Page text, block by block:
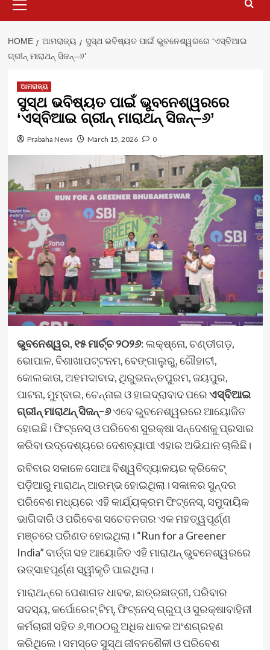
Menu
HOME ଆମରାଜ୍ୟ
ସୁସ୍ଥ ଭବିଷ୍ୟତ ପାଇଁ ଭୁବନେଶ୍ୱରରେ ‘ଏସ୍‌ବିଆଇ
ଗ୍ରୀନ୍ ମାରାଥନ୍ ସିଜନ୍–୬’
ଆମରାଜ୍ୟ
ସୁସ୍ଥ ଭବିଷ୍ୟତ ପାଇଁ ଭୁବନେଶ୍ୱରରେ
‘ଏସ୍‌ବିଆଇ ଗ୍ରୀନ୍ ମାରାଥନ୍ ସିଜନ୍–୬’
Prabaha News March 15, 2026 0
ଭୁବନେଶ୍ୱର,୧୫ ମାର୍ଚ୍ଚ ୨୦୨୬: ଲକ୍ଷ୍ନୋ, ଚଣ୍ଡୀଗଡ଼,
ଭୋପାଳ, ବିଶାଖାପଟ୍ଟନମ, ବେଙ୍ଗାଲୁରୁ, ଗୌହାଟୀ,
କୋଲକାତା, ଅହମଦାବାଦ, ଥିରୁଭନନ୍ତପୁରମ, ଜୟପୁର,
ପାଟନା, ମୁମ୍ବାଇ, ଚେନ୍ନାଇ ଓ ହାଇଦ୍ରାବାଦ ପରେଏସ୍‌ବିଆଇ
ଗ୍ରୀନ୍ ମାରାଥନ୍ ସିଜନ୍–୬ଏବେ ଭୁବନେଶ୍ୱରରେ ଆୟୋଜିତ
ହୋଇଛି। ଫିଟ୍‌ନେସ୍ ଓ ପରିବେଶ ସୁରକ୍ଷା ସନ୍ଦେଶକୁ ପ୍ରସାର
କରିବା ଉଦ୍ଦେଶ୍ୟରେ ଦେଶବ୍ୟାପୀ ଏହାର ଅଭିଯାନ ଚାଲିଛି।
ରବିବାର ସକାଳେ ସୋଆ ବିଶ୍ୱବିଦ୍ୟାଳୟର କ୍ରିକେଟ୍
ପଡ଼ିଆରୁ ମାରାଥନ୍ ଆରମ୍ଭ ହୋଇଥିଲା। ସକାଳର ସୁନ୍ଦର
ପରିବେଶ ମଧ୍ୟରେ ଏହି କାର୍ଯ୍ୟକ୍ରମ ଫିଟ୍‌ନେସ୍, ସମୁଦାୟିକ
ଭାଗିଦାରି ଓ ପରିବେଶ ସଚେତନତାର ଏକ ମହତ୍ୱପୂର୍ଣ୍ଣ
ମଞ୍ଚରେ ପରିଣତ ହୋଇଥିଲା। “Run for a Greener
India” ବାର୍ତ୍ତା ସହ ଆୟୋଜିତ ଏହି ମାରାଥନ୍ ଭୁବନେଶ୍ୱରରେ
ଉତ୍ସାହପୂର୍ଣ୍ଣ ସ୍ୱୀକୃତି ପାଇଥିଲା।
ମାରାଥନ୍‌ରେ ପେଶାଗତ ଧାବକ, ଛାତ୍ରଛାତ୍ରୀ, ପରିବାର
ସଦସ୍ୟ, କର୍ପୋରେଟ୍ ଟିମ୍, ଫିଟ୍‌ନେସ୍ ଗ୍ରୁପ୍ ଓ ସୁରକ୍ଷାବାହିନୀ
କର୍ମଚାରୀ ସହିତ ୬,୩୦୦ରୁ ଅଧିକ ଧାବକ ଅଂଶଗ୍ରହଣ
କରିଥିଲେ। ସମସ୍ତେ ସୁସ୍ଥ ଜୀବନଶୈଳୀ ଓ ପରିବେଶ